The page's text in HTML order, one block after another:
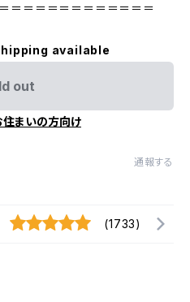
＝＝＝＝＝＝＝＝＝＝＝＝
available
out
まいの方向け
通報する
(1733)